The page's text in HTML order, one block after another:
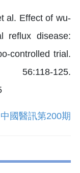
al. Effect of wu-
reflux disease:
controlled trial.
125.
中國醫訊第200期